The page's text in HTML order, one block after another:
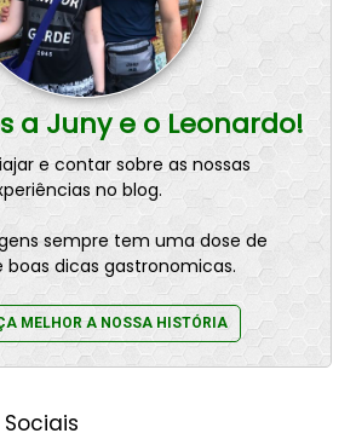
a Juny e o Leonardo!
e contar sobre as nossas
no blog.
sempre tem uma dose de
boas dicas gastronomicas.
MELHOR A NOSSA HISTÓRIA